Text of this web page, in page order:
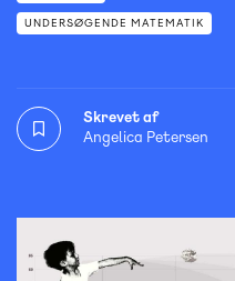
UNDERSØGENDE MATEMATIK
Skrevet af
Angelica Petersen